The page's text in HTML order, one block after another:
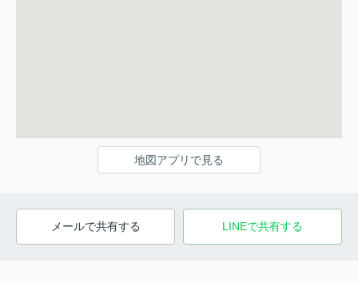
地図アプリで見る
メールで共有する LINEで共有する